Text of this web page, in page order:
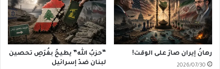
رهانُ إيران صارَ على الوقت!
2026/07/30
“حزبُ الله” يطيحُ بفُرَصِ تحصين
لبنان ضدّ إسرائيل